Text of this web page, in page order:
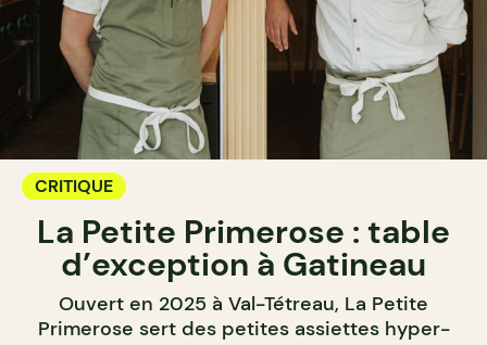
CRITIQUE
La Petite Primerose : table
d’exception à Gatineau
Ouvert en 2025 à Val-Tétreau, La Petite
Primerose sert des petites assiettes hyper-